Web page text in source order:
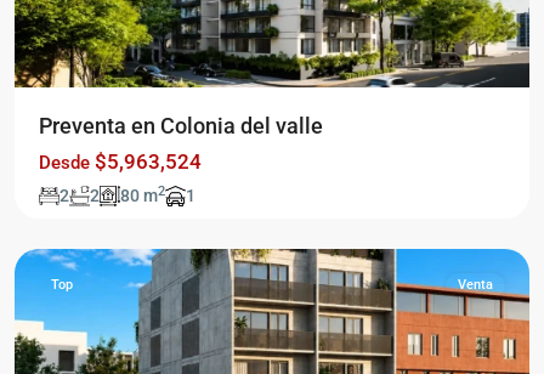
Preventa en Colonia del valle
Desde $5,963,524
2 2 80 m2 1
Ciudad
de
Top Venta